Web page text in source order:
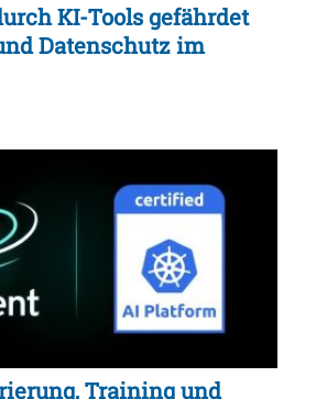
KI-Tools gefährdet
Datenschutz im
Training und